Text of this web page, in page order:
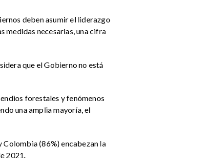
deben asumir el liderazgo
medidas necesarias, una cifra
que el Gobierno no está
forestales y fenómenos
una amplia mayoría, el
Colombia (86%) encabezan la
2021.